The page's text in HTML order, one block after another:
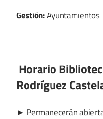
Gestión:Ayuntamientos
Horario
Rodríguez
► Permanecerán